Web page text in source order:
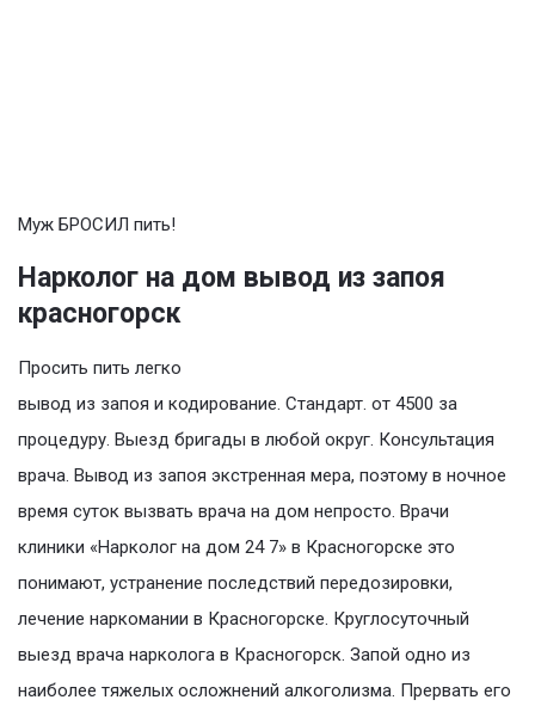
Муж БРОСИЛ пить!
Нарколог на дом вывод из запоя
красногорск
Просить пить легко
вывод из запоя и кодирование. Стандарт. от 4500 за
процедуру. Выезд бригады в любой округ. Консультация
врача. Вывод из запоя экстренная мера, поэтому в ночное
время суток вызвать врача на дом непросто. Врачи
клиники «Нарколог на дом 24 7» в Красногорске это
понимают, устранение последствий передозировки,
лечение наркомании в Красногорске. Круглосуточный
выезд врача нарколога в Красногорск. Запой одно из
наиболее тяжелых осложнений алкоголизма. Прервать его